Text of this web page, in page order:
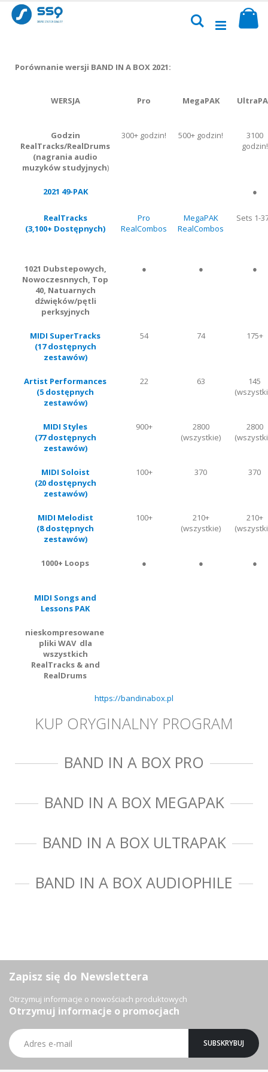
Przejdź
do
treści
Szukaj
Porównanie wersji BAND IN A BOX 2021:
WERSJA Pro MegaPAK
Godzin
RealTracks/RealDrums
(nagrania audio
muzyków studyjnych)
300+ godzin! 500+ godzin!
3100
godzin!
2021 49-PAK ●
RealTracks
(3,100+ Dostępnych)
Pro
RealCombos
MegaPAK
RealCombos
Sets 1-
1021 Dubstepowych,
Nowoczesnnych, Top
40, Natuarnych
dźwięków/pętli
perksyjnych
● ● ●
MIDI SuperTracks
(17 dostępnych
zestawów)
54 74 175+
Artist Performances
(5 dostępnych
zestawów)
22 63
145
MIDI Styles
(77 dostępnych
zestawów)
900+
2800
(wszystkie)
2800
MIDI Soloist
(20 dostępnych
zestawów)
100+ 370 370
MIDI Melodist
(8 dostępnych
zestawów)
100+
210+
(wszystkie)
210+
1000+ Loops ● ● ●
MIDI Songs and
Lessons PAK
nieskompresowane
pliki WAV dla
wszystkich
RealTracks & and
RealDrums
https://bandinabox.pl
KUP ORYGINALNY PROGRAM
BAND IN A BOX PRO
BAND IN A BOX MEGAPAK
BAND IN A BOX ULTRAPAK
BAND IN A BOX AUDIOPHILE
Zapisz się do Newslettera
Otrzymuj informacje o nowościach produktowych
Otrzymuj informacje o promocjach
Subskrybuj
nasz
newsletter:
SUBSKRYBUJ